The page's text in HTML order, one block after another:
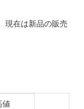
現在は新品の販売
値